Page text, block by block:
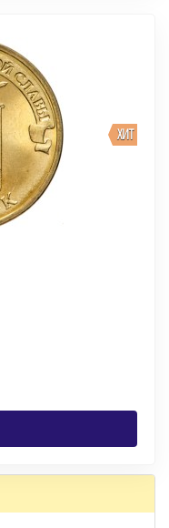
ХИТ